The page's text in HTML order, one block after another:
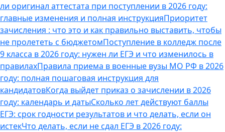
ли оригинал аттестата при поступлении в 2026 году:
главные изменения и полная инструкцияПриоритет
зачисления : что это и как правильно выставить, чтобы
не пролететь с бюджетомПоступление в колледж после
9 класса в 2026 году: нужен ли ЕГЭ и что изменилось в
правилахПравила приема в военные вузы МО РФ в 2026
году: полная пошаговая инструкция для
кандидатовКогда выйдет приказ о зачислении в 2026
году: календарь и датыСколько лет действуют баллы
ЕГЭ: срок годности результатов и что делать, если он
истекЧто делать, если не сдал ЕГЭ в 2026 году: